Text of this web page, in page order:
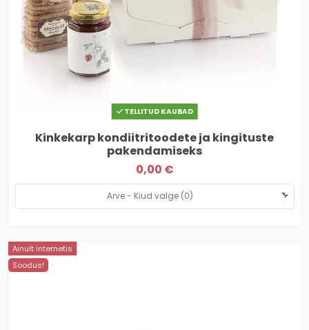
TELLITUD KAUBAD
Kinkekarp kondiitritoodete ja kingituste
pakendamiseks
0,00 €
Ainult internetis
Soodus!